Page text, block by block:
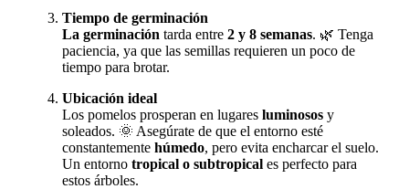
Tiempo de germinación
La germinación tarda entre 2 y 8 semanas. 🌿 Tenga
paciencia, ya que las semillas requieren un poco de
tiempo para brotar.
Ubicación ideal
Los pomelos prosperan en lugares luminosos y
soleados. 🌞 Asegúrate de que el entorno esté
constantemente húmedo, pero evita encharcar el suelo.
Un entorno tropical o subtropical es perfecto para
estos árboles.